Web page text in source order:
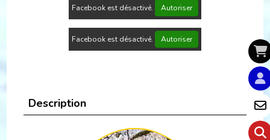
Facebook est désactivé. Autoriser
Facebook est désactivé. Autoriser
Description